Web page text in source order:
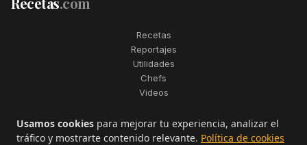
Recetas
Reportajes
Utilidades
Chefs
Videos
2006–2026. Todos los derechos reservados. Recetas.com es una
marca registrada de Telfo Networks S.L.
Usamos cookies para mejorar tu experiencia, analizar el
tráfico y mostrarte contenido relevante. Política de cookies